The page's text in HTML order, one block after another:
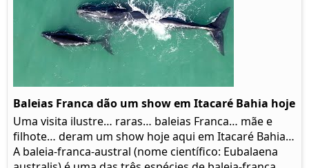
Baleias Franca dão um show em Itacaré Bahia hoje
Uma visita ilustre… raras… baleias Franca… mãe e
filhote… deram um show hoje aqui em Itacaré Bahia…
A baleia-franca-austral (nome científico: Eubalaena